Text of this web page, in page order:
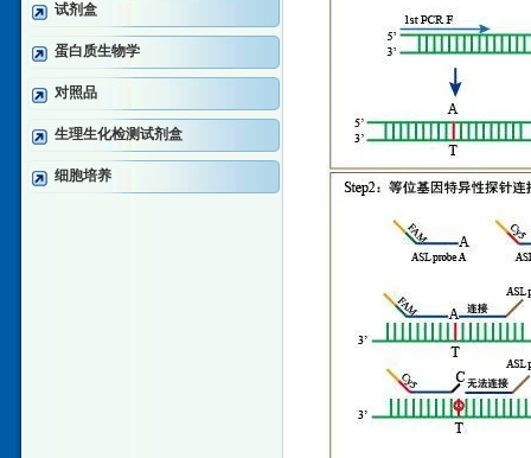
试剂盒
蛋白质生物学
对照品
生理生化检测试剂盒
细胞培养